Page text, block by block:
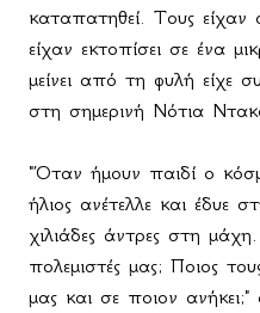
καταπατηθεί. Τους
είχαν εκτοπίσει σε ένα
μείνει από τη φυλή είχε
στη σημερινή Νότια
"Όταν ήμουν παιδί ο
ήλιος ανέτελλε και έδυε
χιλιάδες άντρες στη
πολεμιστές μας; Ποιος
μας και σε ποιον